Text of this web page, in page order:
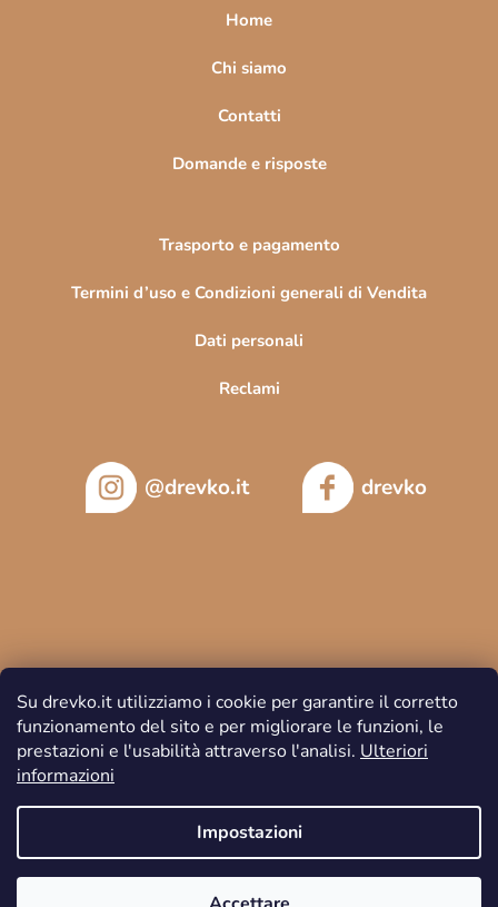
Su drevko.it utilizziamo i cookie per garantire il corretto
funzionamento del sito e per migliorare le funzioni, le
prestazioni e l'usabilità attraverso l'analisi. Ulteriori
informazioni
Impostazioni
Home
Chi siamo
Contatti
Domande e risposte
Trasporto e pagamento
Termini d’uso e Condizioni generali di Vendita
Dati personali
Reclami
@drevko.it drevko